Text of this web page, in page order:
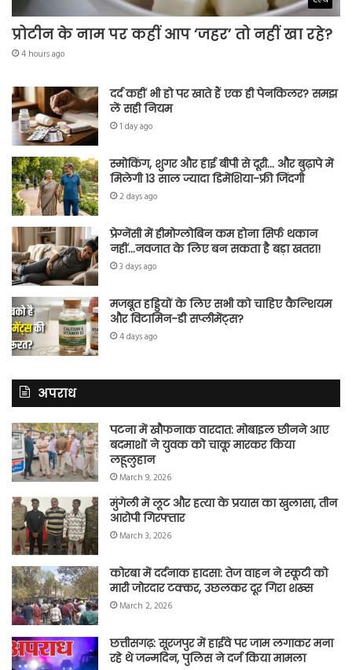
प्रोटीन के नाम पर कहीं आप ‘जहर’ तो नहीं खा रहे?
4 hours ago
दर्द कहीं भी हो पर खाते हैं एक ही पेनकिलर? समझ
लें सही नियम
1 day ago
स्मोकिंग, शुगर और हाई बीपी से दूरी… और बुढ़ापे में
मिलेगी 13 साल ज्यादा डिमेंशिया-फ्री जिंदगी
2 days ago
प्रेग्नेंसी में हीमोग्लोबिन कम होना सिर्फ थकान
नहीं…नवजात के लिए बन सकता है बड़ा खतरा!
3 days ago
मजबूत हड्डियों के लिए सभी को चाहिए कैल्शियम
और विटामिन-डी सप्लीमेंट्स?
4 days ago
अपराध
पटना में खौफनाक वारदात: मोबाइल छीनने आए
बदमाशों ने युवक को चाकू मारकर किया
लहूलुहान
March 9, 2026
मुंगेली में लूट और हत्या के प्रयास का खुलासा, तीन
आरोपी गिरफ्तार
March 3, 2026
कोरबा में दर्दनाक हादसा: तेज वाहन ने स्कूटी को
मारी जोरदार टक्कर, उछलकर दूर गिरा शख्स
March 2, 2026
छत्तीसगढ़: सूरजपुर में हाईवे पर जाम लगाकर मना
रहे थे जन्मदिन, पुलिस ने दर्ज किया मामला